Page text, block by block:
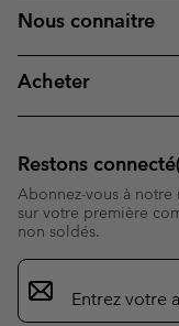
Nous connaitre
Acheter
Restons
Abonnez-vous à notre
sur votre première
non soldés.
Inscription
par
e-